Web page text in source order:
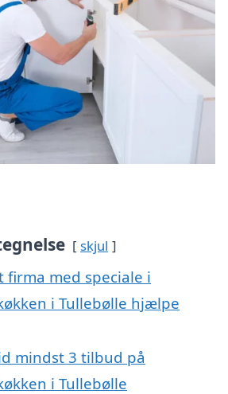
skjul
firma med speciale i
i Tullebølle hjælpe
mindst 3 tilbud på
i Tullebølle